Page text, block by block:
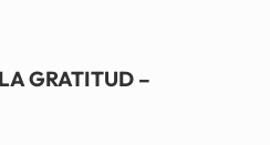
– Primer viernes de octubre
GRATITUD –